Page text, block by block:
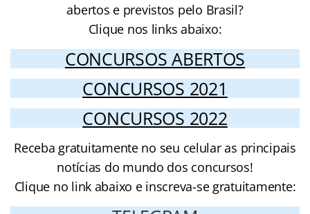
abertos e previstos pelo Brasil?
Clique nos links abaixo:
CONCURSOS ABERTOS
CONCURSOS 2021
CONCURSOS 2022
Receba gratuitamente no seu celular as principais
notícias do mundo dos concursos!
Clique no link abaixo e inscreva-se gratuitamente: